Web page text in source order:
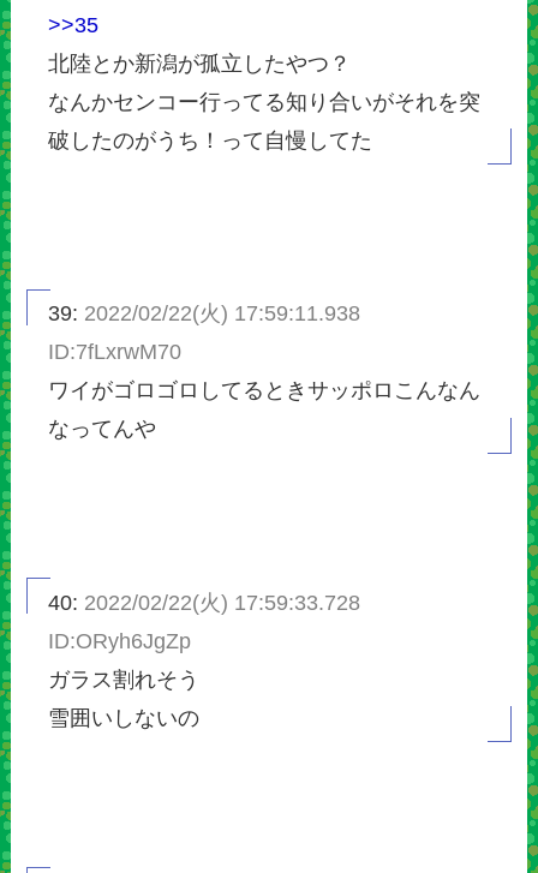
>>35
北陸とか新潟が孤立したやつ？
なんかセンコー行ってる知り合いがそれを突
破したのがうち！って自慢してた
39: 2022/02/22(火) 17:59:11.938
ID:7fLxrwM70
ワイがゴロゴロしてるときサッポロこんなん
なってんや
40: 2022/02/22(火) 17:59:33.728
ID:ORyh6JgZp
ガラス割れそう
雪囲いしないの